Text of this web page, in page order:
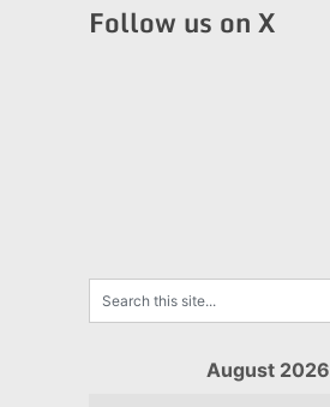
Follow us on X
August 2026